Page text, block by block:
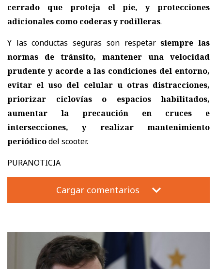
cerrado que proteja el pie, y protecciones
adicionales como coderas y rodilleras.
Y las conductas seguras son respetarsiempre las
normas de tránsito, mantener una velocidad
prudente y acorde a las condiciones del entorno,
evitar el uso del celular u otras distracciones,
priorizar ciclovías o espacios habilitados,
aumentar la precaución en cruces e
intersecciones, y realizar mantenimiento
periódicodel scooter.
PURANOTICIA
Cargar comentarios